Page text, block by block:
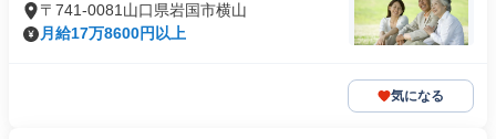
〒741-0081山口県岩国市横山
月給17万8600円以上
気になる